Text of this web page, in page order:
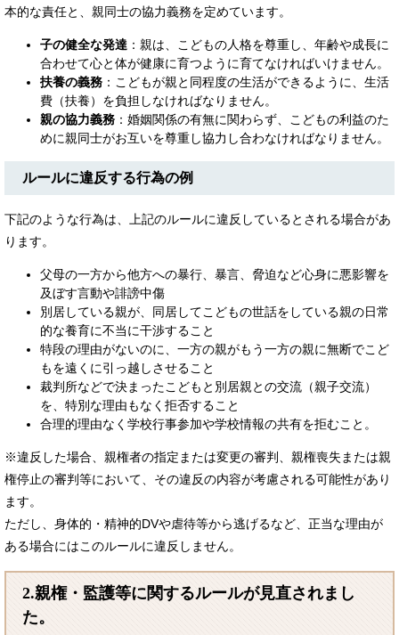
本的な責任と、親同士の協力義務を定めています。
子の健全な発達 ：親は、こどもの人格を尊重し、年齢や成長に
合わせて心と体が健康に育つように育てなければいけません。
扶養の義務 ：こどもが親と同程度の生活ができるように、生活
費（扶養）を負担しなければなりません。
親の協力義務 ：婚姻関係の有無に関わらず、こどもの利益のた
めに親同士がお互いを尊重し協力し合わなければなりません。
ルールに違反する行為の例
下記のような行為は、上記のルールに違反しているとされる場合があ
ります。
父母の一方から他方への暴行、暴言、脅迫など心身に悪影響を
及ぼす言動や誹謗中傷
別居している親が、同居してこどもの世話をしている親の日常
的な養育に不当に干渉すること
特段の理由がないのに、一方の親がもう一方の親に無断でこど
もを遠くに引っ越しさせること
裁判所などで決まったこどもと別居親との交流（親子交流）
を、特別な理由もなく拒否すること
合理的理由なく学校行事参加や学校情報の共有を拒むこと。
※違反した場合、親権者の指定または変更の審判、親権喪失または親
権停止の審判等において、その違反の内容が考慮される可能性があり
ます。
ただし、身体的・精神的DVや虐待等から逃げるなど、正当な理由が
ある場合にはこのルールに違反しません。
2.親権・監護等に関するルールが見直されまし
た。